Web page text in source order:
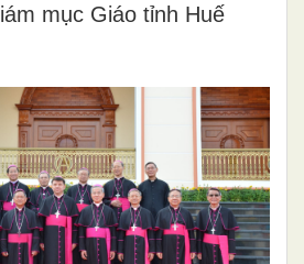
mục Giáo tỉnh Huế